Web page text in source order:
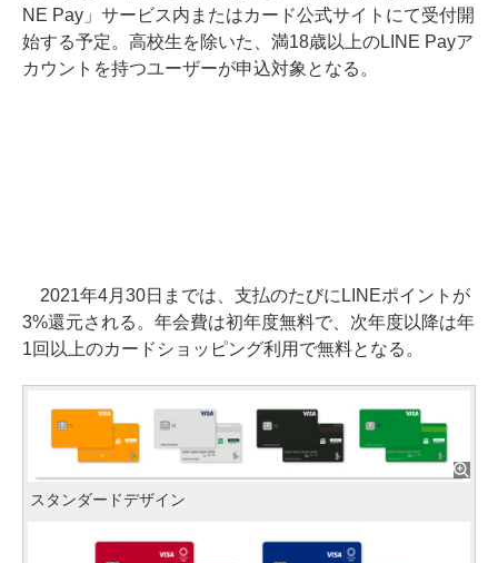
NE Pay」サービス内またはカード公式サイトにて受付開
始する予定。高校生を除いた、満18歳以上のLINE Payア
カウントを持つユーザーが申込対象となる。
2021年4月30日までは、支払のたびにLINEポイントが
3%還元される。年会費は初年度無料で、次年度以降は年
1回以上のカードショッピング利用で無料となる。
スタンダードデザイン